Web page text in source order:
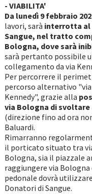
- VIABILITA'
Da lunedì 9 febbraio
lavori, sarà interrotta al
Sangue, nel tratto
Bologna, dove sarà
sarà pertanto possibile
collegamento da via
Per percorrere il
percorso alternativo
Kennedy", grazie alla
via Bologna di svoltare
(direzione fino ad ora
Baluardi.
Rimarranno
il porticato situato tra
Bologna, sia il piazzale
raggiungere via Bologna
pedonale dovrà
Donatori di Sangue.